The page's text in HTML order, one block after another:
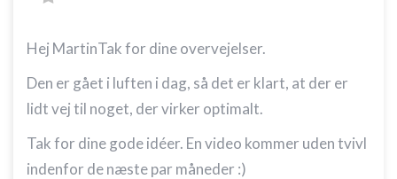
Hej MartinTak for dine overvejelser.
Den er gået i luften i dag, så det er klart, at der er
lidt vej til noget, der virker optimalt.
Tak for dine gode idéer. En video kommer uden tvivl
indenfor de næste par måneder :)